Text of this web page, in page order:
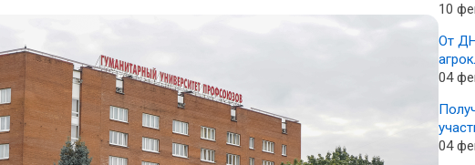
10
От
04
04